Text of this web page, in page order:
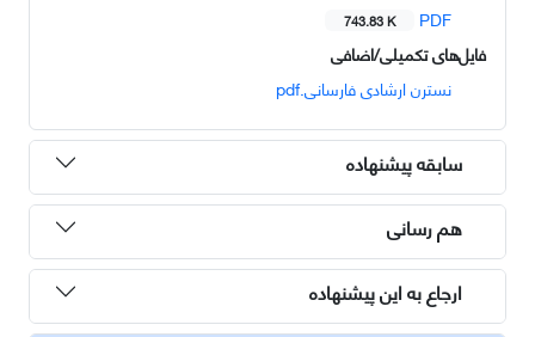
PDF
743.83 K
فایل‌های تکمیلی/اضافی
نسترن ارشادی فارسانی.pdf
سابقه پیشنهاده
هم رسانی
ارجاع به این پیشنهاده